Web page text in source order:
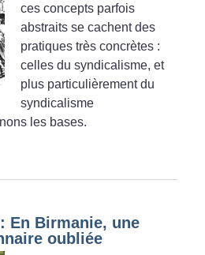
ces concepts parfois
abstraits se cachent des
pratiques très concrètes :
celles du syndicalisme, et
plus particulièrement du
syndicalisme
les bases.
En Birmanie, une
oubliée